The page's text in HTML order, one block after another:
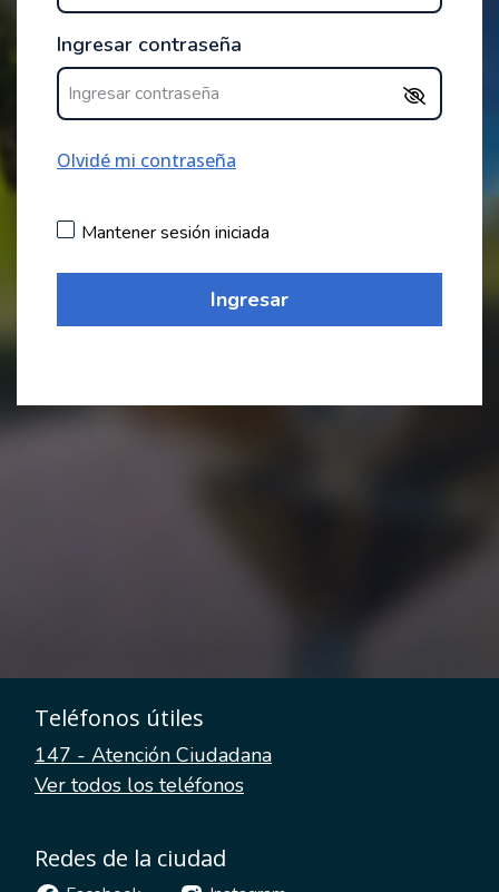
Ingresar contraseña
Olvidé mi contraseña
Mantener sesión iniciada
Ingresar
Teléfonos útiles
147 - Atención Ciudadana
Ver todos los teléfonos
Redes de la ciudad